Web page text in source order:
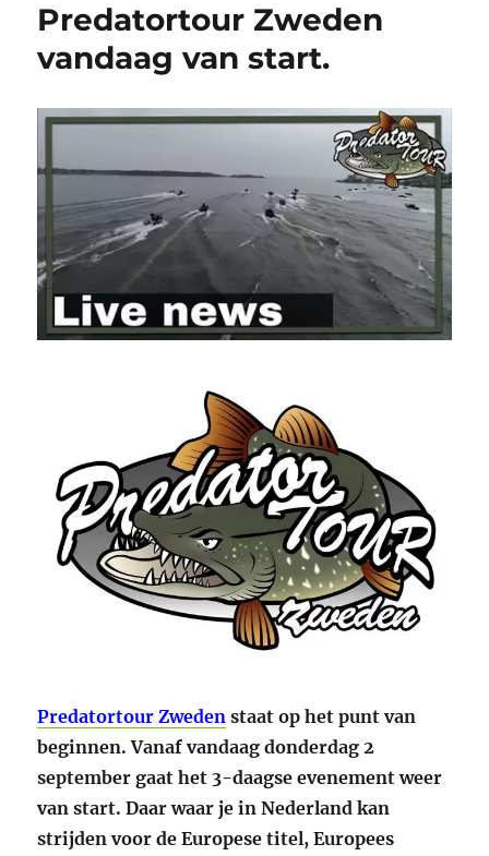
Predatortour Zweden
vandaag van start.
Predatortour Zweden staat op het punt van
beginnen. Vanaf vandaag donderdag 2
september gaat het 3-daagse evenement weer
van start. Daar waar je in Nederland kan
strijden voor de Europese titel, Europees